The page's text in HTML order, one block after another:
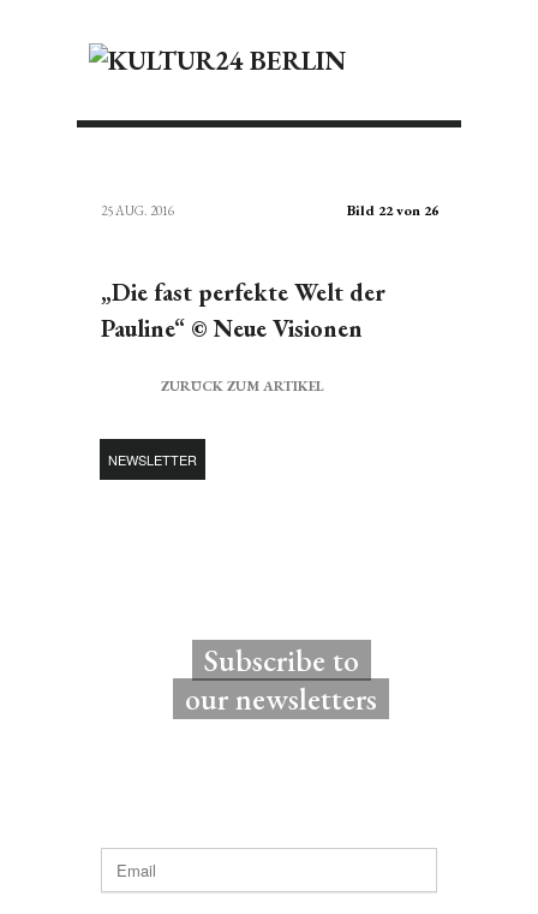
25 AUG. 2016 Bild 22 von 26
„Die fast perfekte Welt der
Pauline“ © Neue Visionen
ZURÜCK ZUM ARTIKEL
NEWSLETTER
Subscribe to
our newsletters